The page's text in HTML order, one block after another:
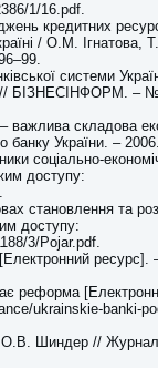
1/16.pdf.
кредитних
/ О.М. Ігнатова,
системи
// БІЗНЕСІНФОРМ. –
важлива складова
банку України. –
соціально-
доступу:
становлення та
доступу:
3/Pojar.pdf.
реформа
ukrainskie-banki-
Шиндер // Журнал